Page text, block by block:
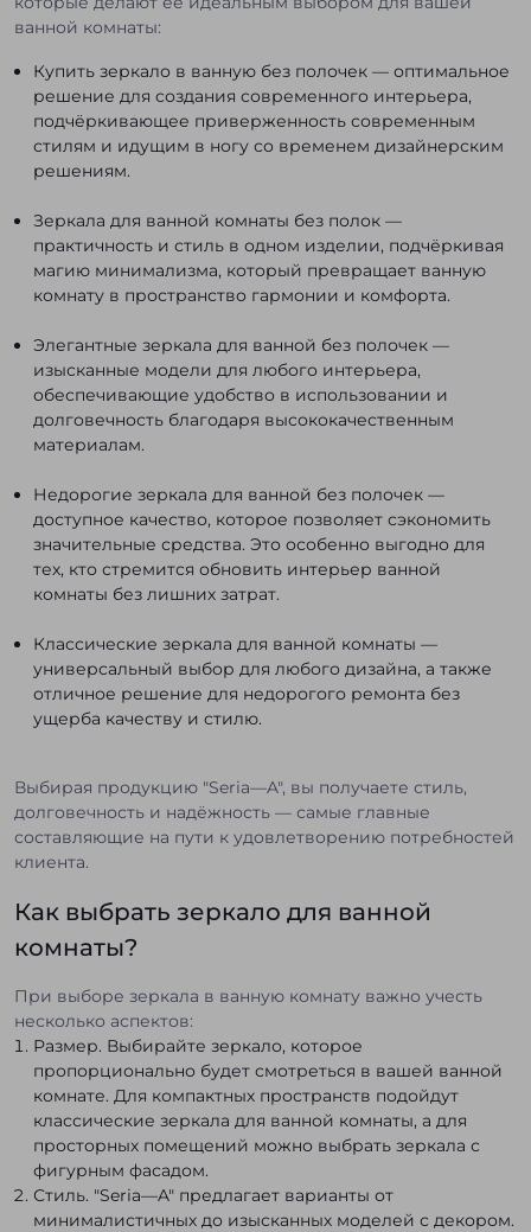
ванной комнаты:
Купить зеркало в ванную без полочек — оптимальное
решение для создания современного интерьера,
подчёркивающее приверженность современным
стилям и идущим в ногу со временем дизайнерским
решениям.
Зеркала для ванной комнаты без полок —
практичность и стиль в одном изделии, подчёркивая
магию минимализма, который превращает ванную
комнату в пространство гармонии и комфорта.
Элегантные зеркала для ванной без полочек —
изысканные модели для любого интерьера,
обеспечивающие удобство в использовании и
долговечность благодаря высококачественным
материалам.
Недорогие зеркала для ванной без полочек —
доступное качество, которое позволяет сэкономить
значительные средства. Это особенно выгодно для
тех, кто стремится обновить интерьер ванной
комнаты без лишних затрат.
Классические зеркала для ванной комнаты —
универсальный выбор для любого дизайна, а также
отличное решение для недорогого ремонта без
ущерба качеству и стилю.
Выбирая продукцию "Seria—A", вы получаете стиль,
долговечность и надёжность — самые главные
составляющие на пути к удовлетворению потребностей
клиента.
Как выбрать зеркало для ванной
комнаты?
При выборе зеркала в ванную комнату важно учесть
несколько аспектов:
Размер. Выбирайте зеркало, которое
пропорционально будет смотреться в вашей ванной
комнате. Для компактных пространств подойдут
классические зеркала для ванной комнаты, а для
просторных помещений можно выбрать зеркала с
фигурным фасадом.
Стиль. "Seria—A" предлагает варианты от
минималистичных до изысканных моделей с декором.